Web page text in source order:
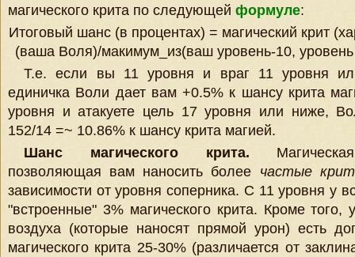
магического крита по следующей формуле:
Итоговый шанс (в процентах) = магический крит
(ваша Воля)/макимум_из(ваш уровень-10, уровень
Т.е. если вы 11 уровня и враг 11 уровня
единичка Воли дает вам +0.5% к шансу крита
уровня и атакуете цель 17 уровня или ниже,
152/14 =~ 10.86% к шансу крита магией.
Шанс магического крита. Магическая
позволяющая вам наносить более частые
зависимости от уровня соперника. С 11 уровня у
"встроенные" 3% магического крита. Кроме того,
воздуха (которые наносят прямой урон) есть
магического крита 25-30% (различается от